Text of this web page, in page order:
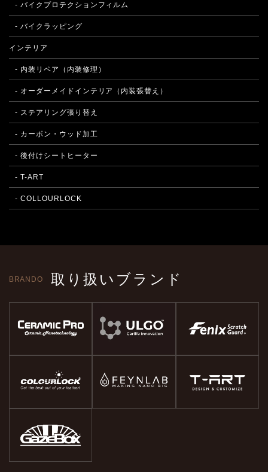
- バイクプロテクションフィルム
- バイクラッピング
インテリア
- 内装リペア（内装修理）
- オーダーメイドインテリア（内装張替え）
- ステアリング張り替え
- カーボン・ウッド加工
- 後付けシートヒーター
- T-ART
- COLLOURLOCK
BRANDO 取り扱いブランド